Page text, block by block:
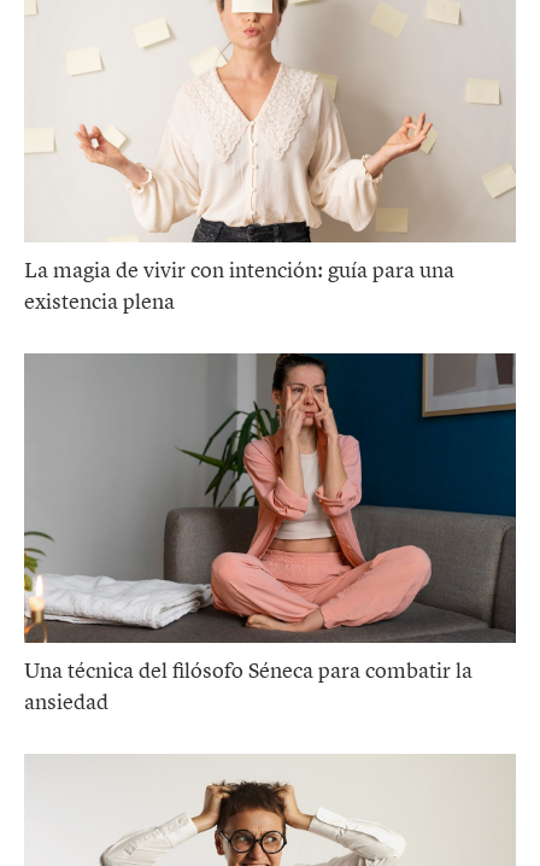
La magia de vivir con intención: guía para una
existencia plena
Una técnica del filósofo Séneca para combatir la
ansiedad